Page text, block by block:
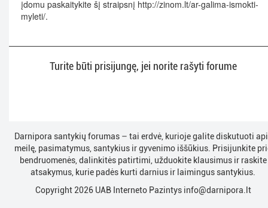
įdomu paskaitykite šį straipsnį http://zinom.lt/ar-galima-ismokti-
myleti/.
Turite būti prisijungę, jei norite rašyti forume
Darnipora santykių forumas – tai erdvė, kurioje galite diskutuoti
meilę, pasimatymus, santykius ir gyvenimo iššūkius. Prisijunkite
bendruomenės, dalinkitės patirtimi, užduokite klausimus ir raskite
atsakymus, kurie padės kurti darnius ir laimingus santykius.
Copyright 2026 UAB Interneto Pazintys info@darnipora.lt